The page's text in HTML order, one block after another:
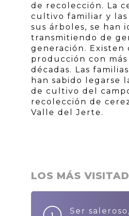
de recolección. La
cultivo familiar y las
sus árboles, se han
transmitiendo de
generación. Existen
producción con
décadas. Las
han sabido legarse
de cultivo del
recolección de
Valle del Jerte.
LOS MÁS
Ser